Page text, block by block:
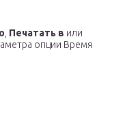
Печатать в или
опции Время